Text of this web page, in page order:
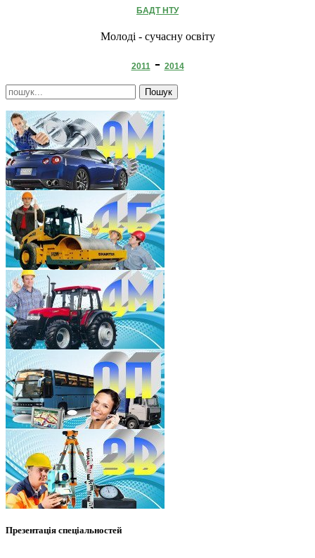
БАДТ НТУ
Молоді - сучасну освіту
2011- 2014
Презентація спеціальностей